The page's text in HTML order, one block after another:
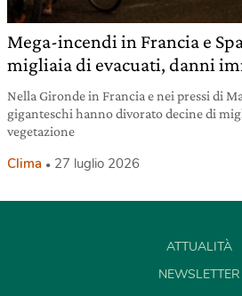
Mega-incendi in Francia e
migliaia di evacuati, danni
Nella Gironde in Francia e nei pressi di
giganteschi hanno divorato decine di
vegetazione
Clima 27 luglio 2026
ATTUALITÀ
NEWSLETTER